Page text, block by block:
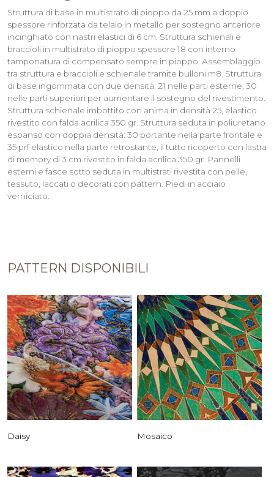
Struttura di base in multistrato di pioppo da 25 mm a doppio
spessore rinforzata da telaio in metallo per sostegno anteriore
incinghiato con nastri elastici di 6 cm. Struttura schienali e
braccioli in multistrato di pioppo spessore 18 con interno
tamponatura di compensato sempre in pioppo. Assemblaggio
tra struttura e braccioli e schienale tramite bulloni m8. Struttura
di base ingommata con due densità: 21 nelle parti esterne, 30
nelle parti superiori per aumentare il sostegno del rivestimento.
Struttura schienale imbottito con anima in densità 25, elastico
rivestito con falda acrilica 350 gr. Struttura seduta in poliuretano
espanso con doppia densità: 30 portante nella parte frontale e
35 prf elastico nella parte retrostante, il tutto ricoperto con lastra
di memory di 3 cm rivestito in falda acrilica 350 gr. Pannelli
esterni e fasce sotto seduta in multistrati rivestita con pelle,
tessuto, laccati o decorati con pattern. Piedi in acciaio
verniciato.
PATTERN DISPONIBILI
Daisy Mosaico